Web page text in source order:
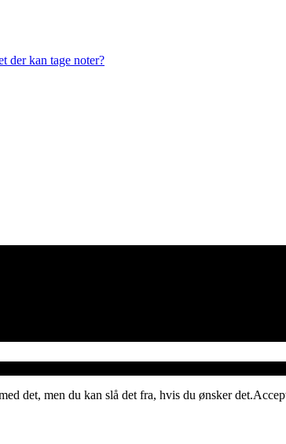
der kan tage noter?
det, men du kan slå det fra, hvis du ønsker det.